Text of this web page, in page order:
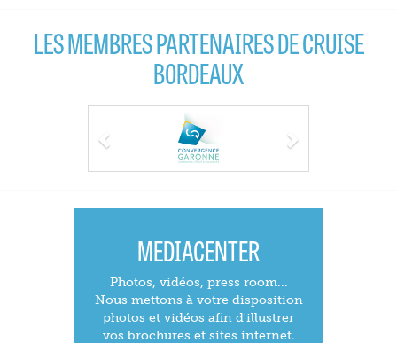
LES MEMBRES PARTENAIRES DE CRUISE
BORDEAUX
MEDIACENTER
Photos, vidéos, press room...
Nous mettons à votre disposition
photos et vidéos afin d'illustrer
vos brochures et sites internet.